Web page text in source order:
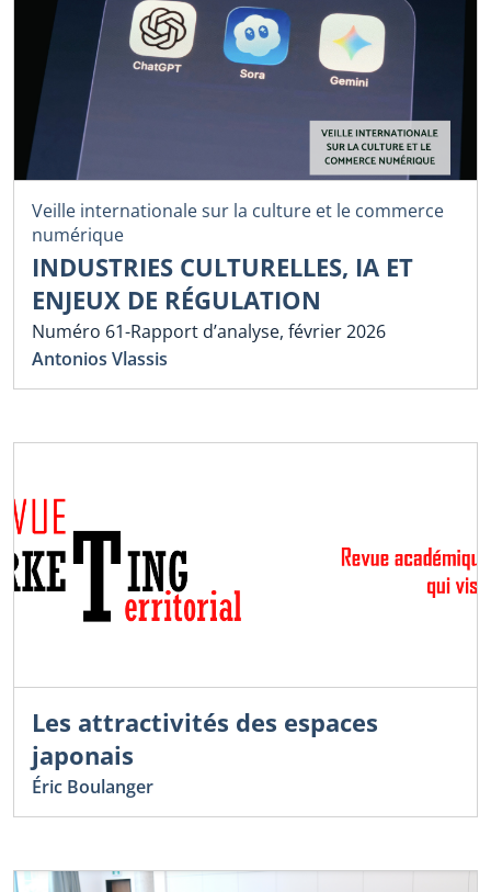
Veille internationale sur la culture et le commerce
numérique
INDUSTRIES CULTURELLES, IA ET
ENJEUX DE RÉGULATION
Numéro 61-Rapport d’analyse, février 2026
Antonios Vlassis
Les attractivités des espaces
japonais
Éric Boulanger